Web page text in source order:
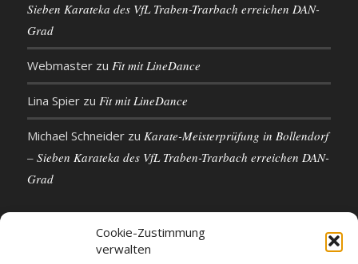
Cookie-Zustimmung
verwalten
Sieben Karateka des VfL Traben-Trarbach erreichen DAN-
Grad
Webmasterzu Fit mit LineDance
Lina Spierzu Fit mit LineDance
Michael Schneiderzu Karate-Meisterprüfung in Bollendorf
– Sieben Karateka des VfL Traben-Trarbach erreichen DAN-
Grad